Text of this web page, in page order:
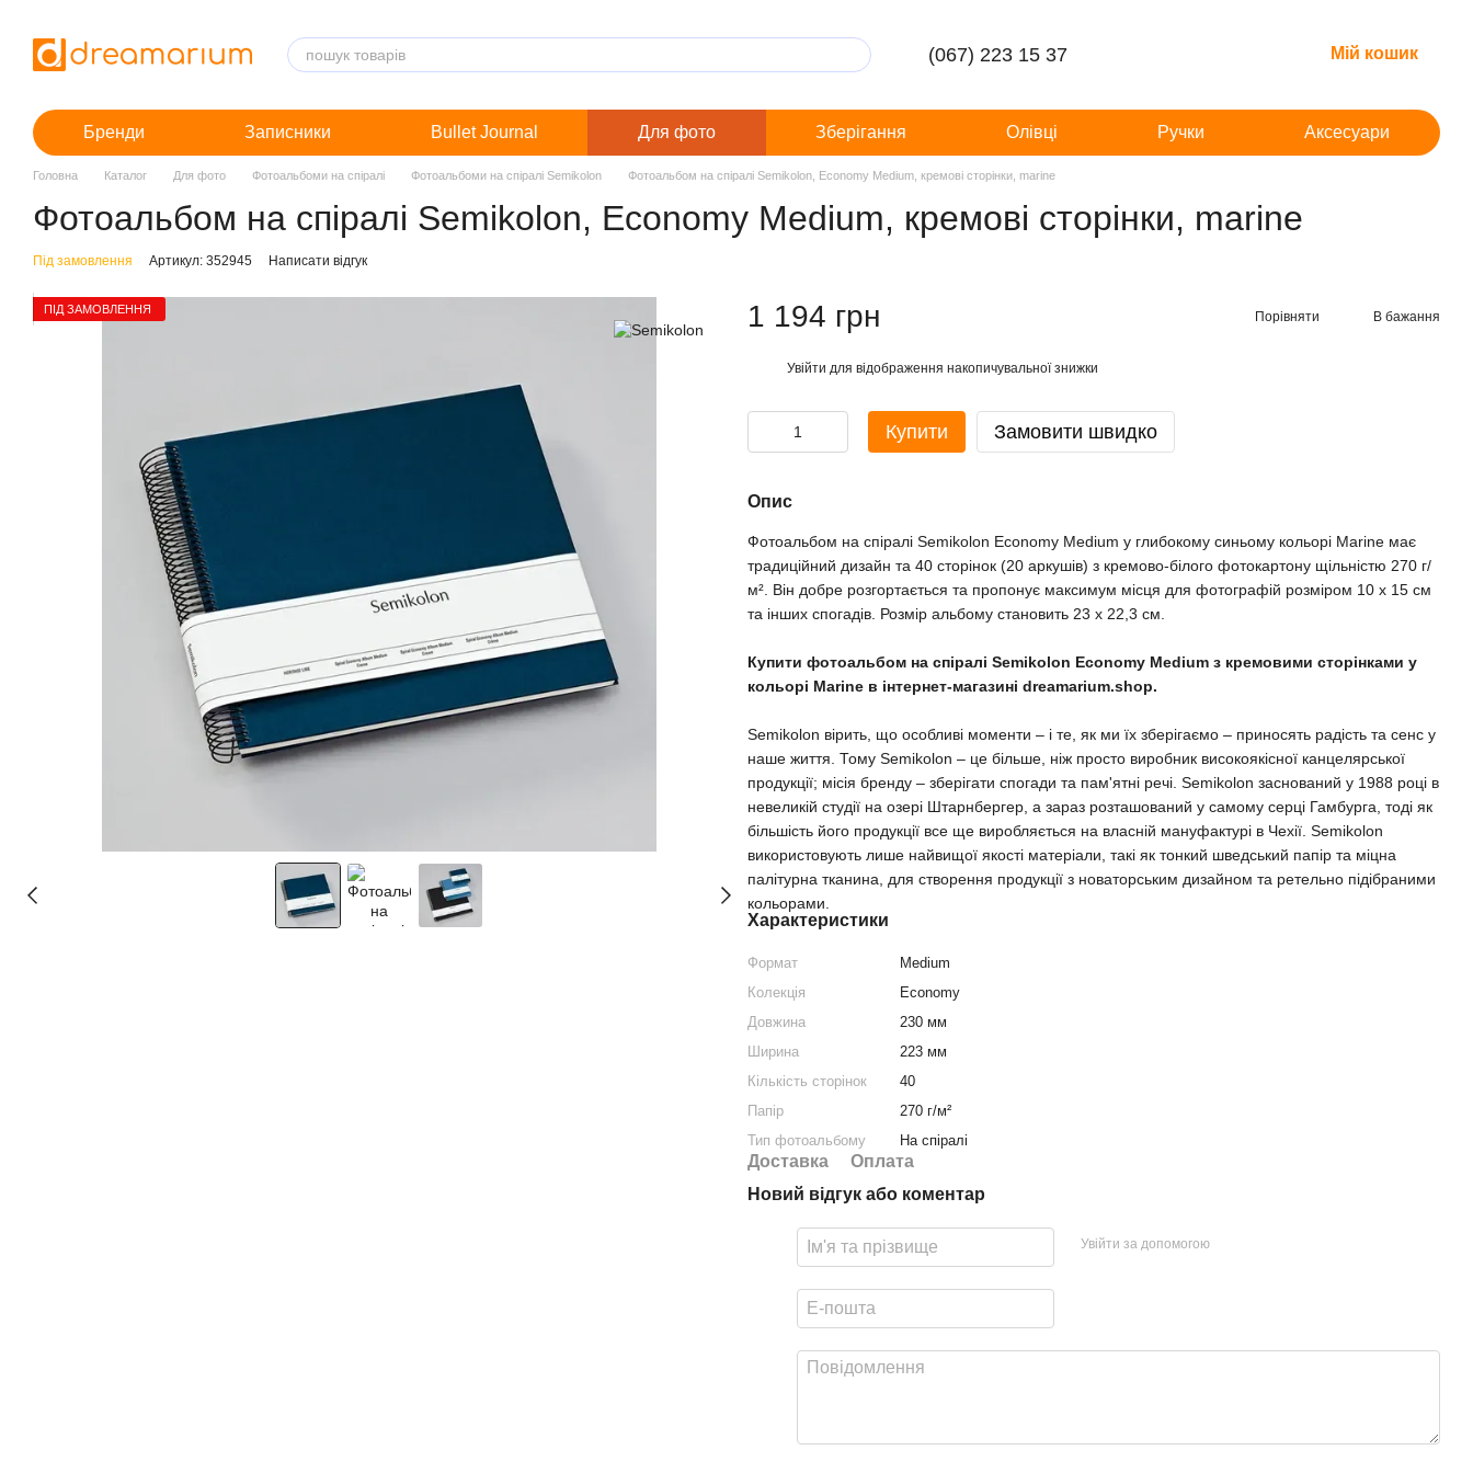
(067) 223 15 37 Мій кошик
Бренди Записники Bullet Journal Для фото Зберігання Олівці Ручки Аксесуари
Головна Каталог Для фото Фотоальбоми на спіралі Фотоальбоми на спіралі Semikolon Фотоальбом на спіралі Semikolon, Economy Medium, кремові сторінки, marine
Фотоальбом на спіралі Semikolon, Economy Medium, кремові сторінки, marine
Під замовлення Артикул: 352945 Написати відгук
ПІД ЗАМОВЛЕННЯ 1 194 грн Порівняти В бажання
Увійти для відображення накопичувальної знижки
Купити Замовити швидко
Опис
Фотоальбом на спіралі Semikolon Economy Medium у глибокому синьому кольорі Marine має
традиційний дизайн та 40 сторінок (20 аркушів) з кремово-білого фотокартону щільністю 270 г/
м². Він добре розгортається та пропонує максимум місця для фотографій розміром 10 x 15 см
та інших спогадів. Розмір альбому становить 23 x 22,3 см.
Купити фотоальбом на спіралі Semikolon Economy Medium з кремовими сторінками у
кольорі Marine в інтернет-магазині dreamarium.shop.
Semikolon вірить, що особливі моменти – і те, як ми їх зберігаємо – приносять радість та сенс у
наше життя. Тому Semikolon – це більше, ніж просто виробник високоякісної канцелярської
продукції; місія бренду – зберігати спогади та пам'ятні речі. Semikolon заснований у 1988 році в
невеликій студії на озері Штарнбергер, а зараз розташований у самому серці Гамбурга, тоді як
більшість його продукції все ще виробляється на власній мануфактурі в Чехії. Semikolon
використовують лише найвищої якості матеріали, такі як тонкий шведський папір та міцна
палітурна тканина, для створення продукції з новаторським дизайном та ретельно підібраними
кольорами.
Характеристики
Формат
Medium
Колекція
Economy
Довжина
230 мм
Ширина
223 мм
Кількість сторінок
40
Папір
270 г/м²
Тип фотоальбому
На спіралі
Доставка
Оплата
Новий відгук або коментар
Увійти за допомогою